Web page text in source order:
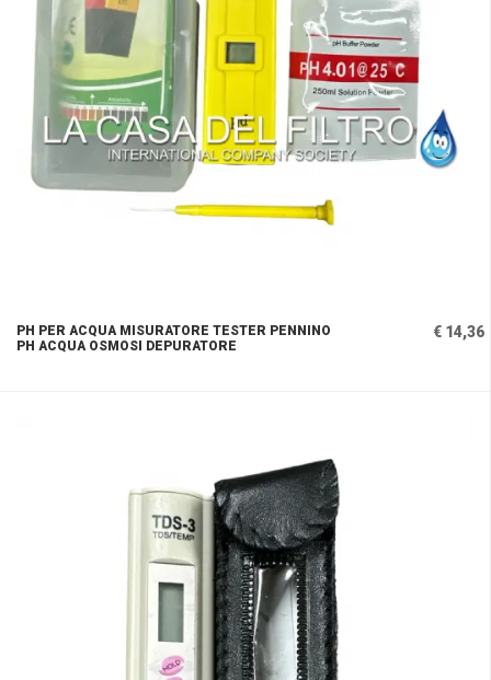
PH PER ACQUA MISURATORE TESTER PENNINO
PH ACQUA OSMOSI DEPURATORE
€ 14,36